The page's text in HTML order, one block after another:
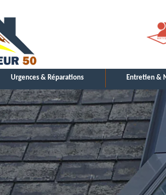
Urgences & Réparations Entretien &